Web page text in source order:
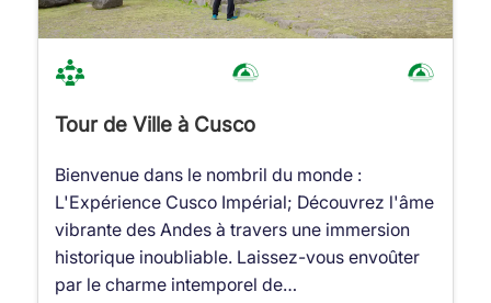
Tour de Ville à Cusco
Bienvenue dans le nombril du monde :
L'Expérience Cusco Impérial; Découvrez l'âme
vibrante des Andes à travers une immersion
historique inoubliable. Laissez-vous envoûter
par le charme intemporel de…